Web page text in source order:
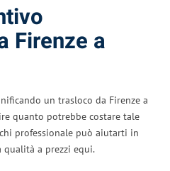
Firenze a
un trasloco da Firenze a
quanto potrebbe costare tale
professionale può aiutarti in
a prezzi equi.